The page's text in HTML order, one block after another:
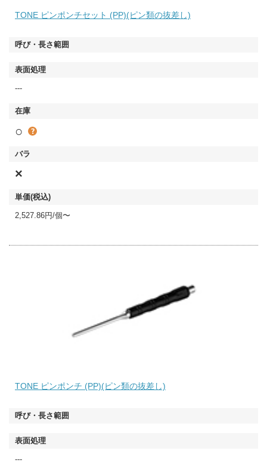
TONE ピンポンチセット (PP)(ピン類の抜差し)
---
○
×
2,527.86円/個〜
TONE ピンポンチ (PP)(ピン類の抜差し)
---